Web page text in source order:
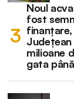
Noul
fost
milioane
gata